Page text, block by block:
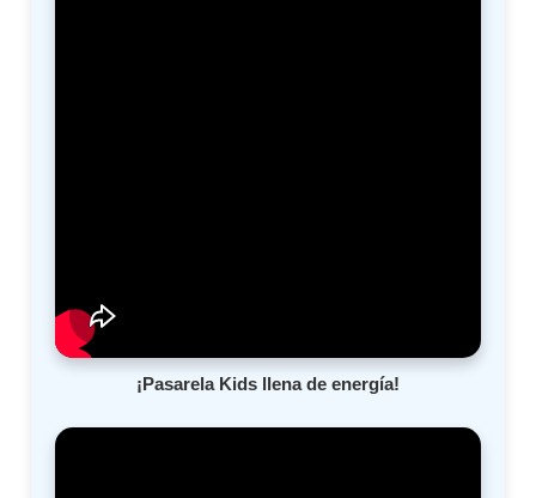
¡Pasarela Kids llena de energía!